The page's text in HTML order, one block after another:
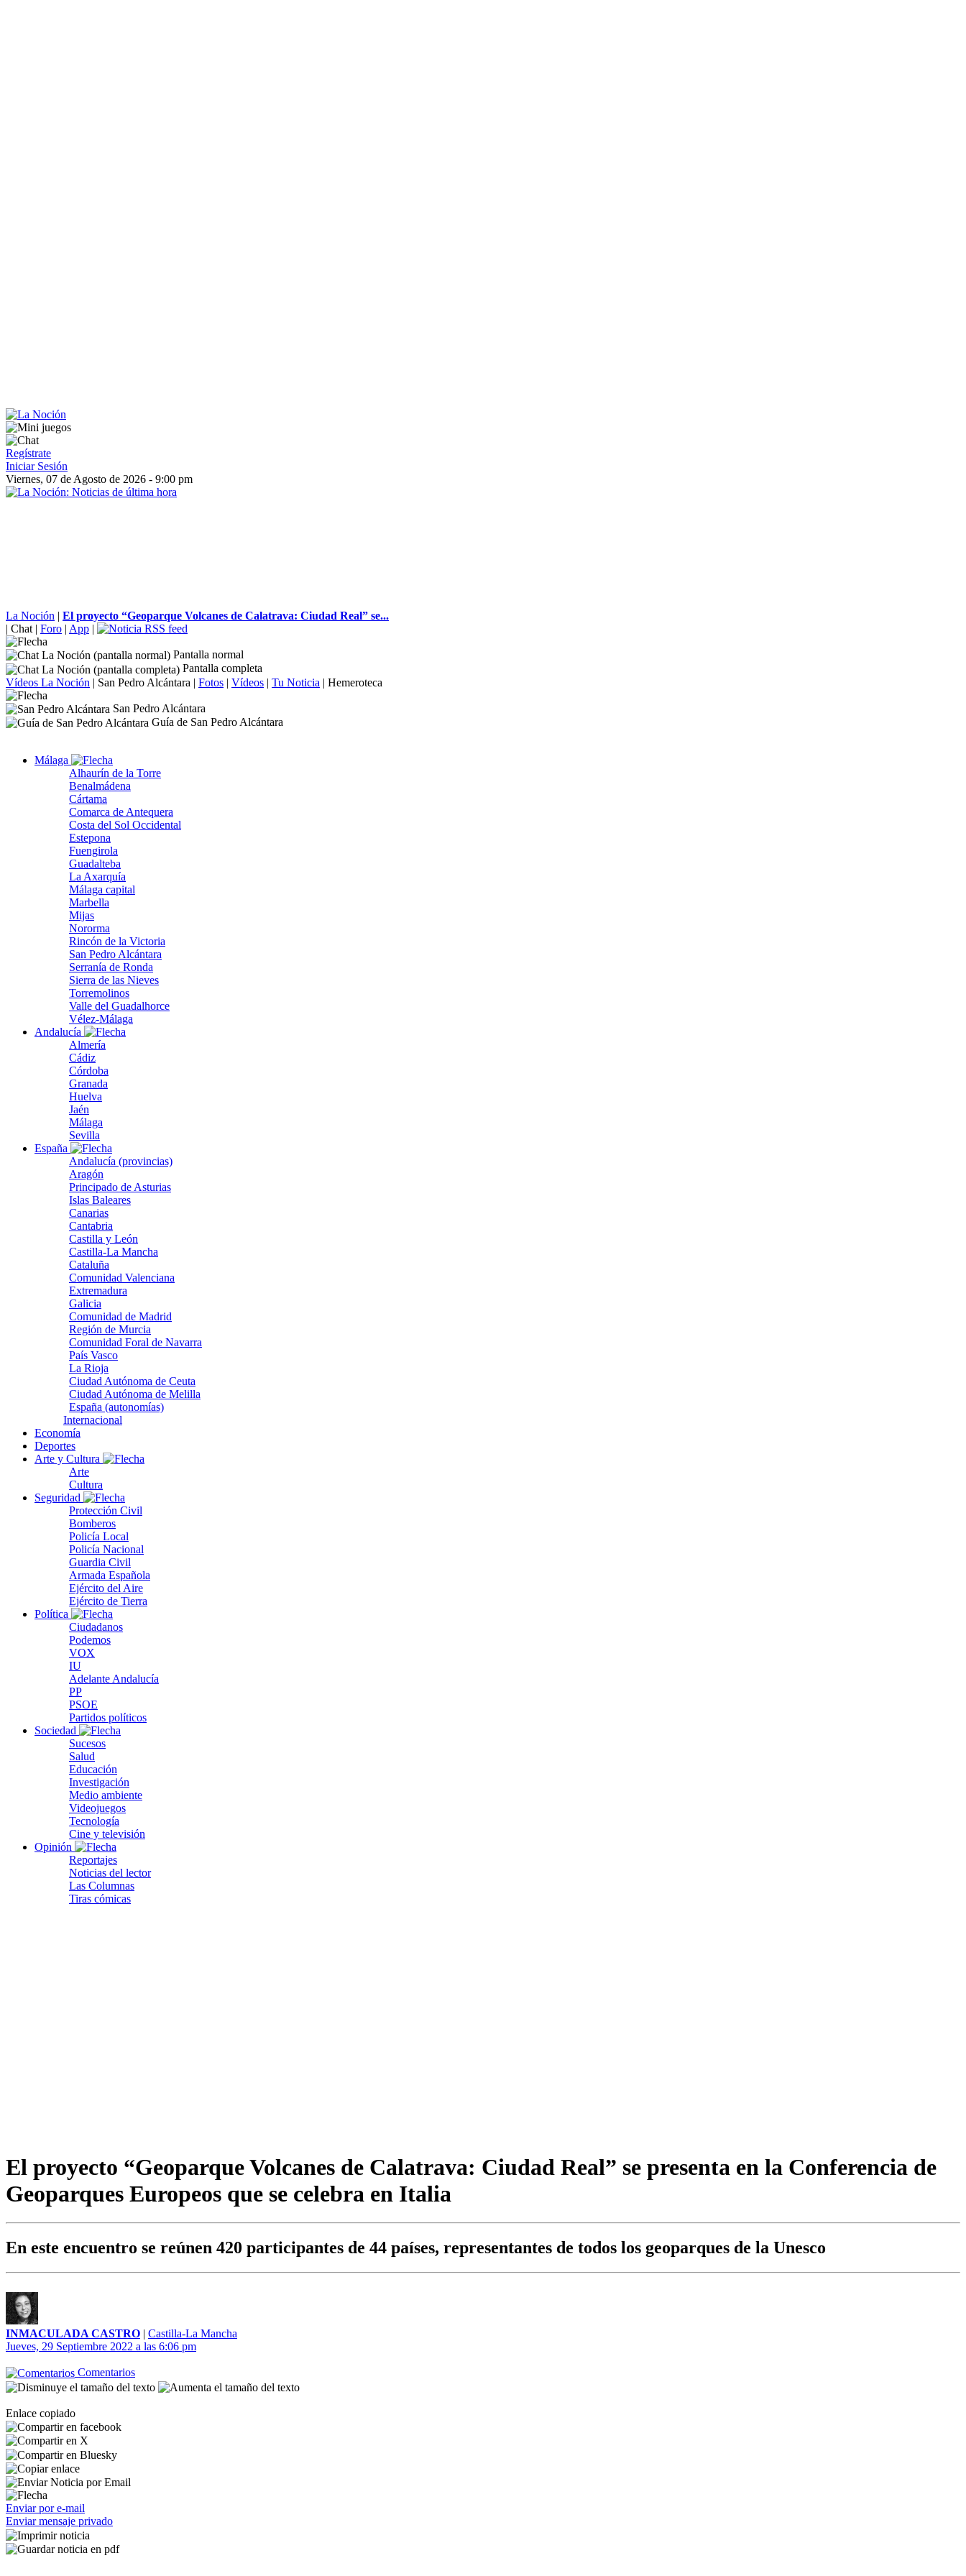
Regístrate
Iniciar Sesión
Viernes, 07 de Agosto de 2026 - 9:00 pm
La Noción | El proyecto “Geoparque Volcanes de Calatrava: Ciudad Real” se...
| Chat | Foro | App |
Pantalla normal
Pantalla completa
Vídeos La Noción | San Pedro Alcántara | Fotos | Vídeos | Tu Noticia | Hemeroteca
San Pedro Alcántara
Guía de San Pedro Alcántara
Málaga
Alhaurín de la Torre
Benalmádena
Cártama
Comarca de Antequera
Costa del Sol Occidental
Estepona
Fuengirola
Guadalteba
La Axarquía
Málaga capital
Marbella
Mijas
Nororma
Rincón de la Victoria
San Pedro Alcántara
Serranía de Ronda
Sierra de las Nieves
Torremolinos
Valle del Guadalhorce
Vélez-Málaga
Andalucía
Almería
Cádiz
Córdoba
Granada
Huelva
Jaén
Málaga
Sevilla
España
Andalucía (provincias)
Aragón
Principado de Asturias
Islas Baleares
Canarias
Cantabria
Castilla y León
Castilla-La Mancha
Cataluña
Comunidad Valenciana
Extremadura
Galicia
Comunidad de Madrid
Región de Murcia
Comunidad Foral de Navarra
País Vasco
La Rioja
Ciudad Autónoma de Ceuta
Ciudad Autónoma de Melilla
España (autonomías)
Internacional
Economía
Deportes
Arte y Cultura
Arte
Cultura
Seguridad
Protección Civil
Bomberos
Policía Local
Policía Nacional
Guardia Civil
Armada Española
Ejército del Aire
Ejército de Tierra
Política
Ciudadanos
Podemos
VOX
IU
Adelante Andalucía
PP
PSOE
Partidos políticos
Sociedad
Sucesos
Salud
Educación
Investigación
Medio ambiente
Videojuegos
Tecnología
Cine y televisión
Opinión
Reportajes
Noticias del lector
Las Columnas
Tiras cómicas
El proyecto “Geoparque Volcanes de Calatrava: Ciudad Real” se presenta en la Conferencia de
Geoparques Europeos que se celebra en Italia
En este encuentro se reúnen 420 participantes de 44 países, representantes de todos los geoparques de la Unesco
INMACULADA CASTRO | Castilla-La Mancha
Jueves, 29 Septiembre 2022 a las 6:06 pm
Comentarios
Enlace copiado
Enviar por e-mail
Enviar mensaje privado